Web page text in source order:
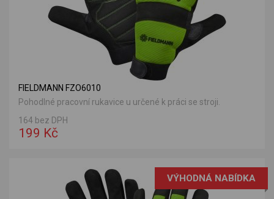
FIELDMANN FZO6010
Pohodlné pracovní rukavice u určené k práci se stroji.
164 bez DPH
199 Kč
VÝHODNÁ NABÍDKA